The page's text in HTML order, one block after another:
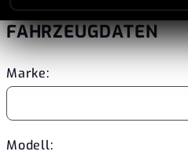
FAHRZEUGDATEN
Marke:
Modell: